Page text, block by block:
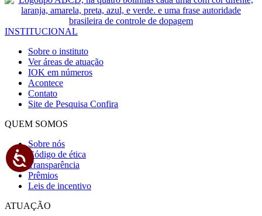
Acessibilidade
INSTITUCIONAL
Sobre o instituto
Ver áreas de atuação
IOK em números
Acontece
Contato
Site de Pesquisa Confira
QUEM SOMOS
Sobre nós
Código de ética
Transparência
Prêmios
Leis de incentivo
ATUAÇÃO